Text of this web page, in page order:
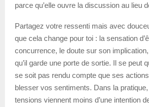
parce qu’elle ouvre la discussion au lieu
Partagez votre ressenti mais avec
que cela change pour toi : la sensation
concurrence, le doute sur son
qu’il garde une porte de sortie. Il se peut
se soit pas rendu compte que ses
blesser vos sentiments. Dans la
tensions viennent moins d’une intention